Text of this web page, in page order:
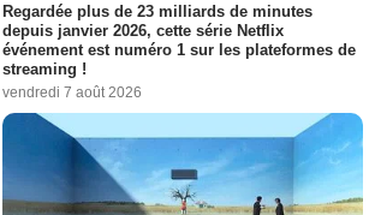
Regardée plus de 23 milliards de minutes
depuis janvier 2026, cette série Netflix
événement est numéro 1 sur les plateformes de
streaming !
vendredi 7 août 2026